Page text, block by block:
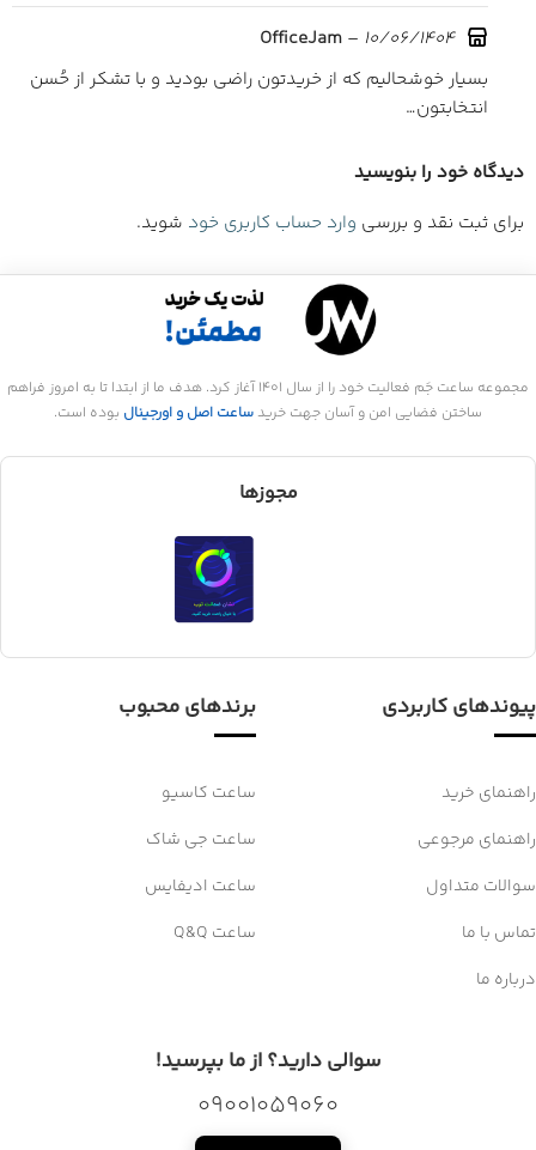
OfficeJam
– 10/06/1404
بسیار خوشحالیم که از خریدتون راضی بودید و با تشکر از حُسن
انتخابتون…
دیدگاه خود را بنویسید
برای ثبت نقد و بررسی وارد حساب کاربری خود شوید.
مجموعه ساعت جَم فعالیت خود را از سال 1401 آغاز کرد. هدف ما از ابتدا تا به امروز فراهم
ساختن فضایی امن و آسان جهت خرید ساعت اصل و اورجینال بوده است.
مجوزها
پیوندهای کاربردی
راهنمای خرید
راهنمای مرجوعی
سوالات متداول
تماس با ما
درباره ما
برندهای محبوب
ساعت کاسیو
ساعت جی شاک
ساعت ادیفایس
ساعت Q&Q
سوالی دارید؟ از ما بپرسید!
09001059060